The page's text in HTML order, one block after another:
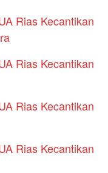
Rias Kecantikan
Rias Kecantikan
Rias Kecantikan
Rias Kecantikan